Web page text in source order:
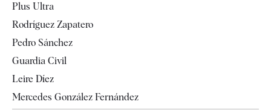
Televisión
Plus Ultra
Rodríguez Zapatero
Pedro Sánchez
Guardia Civil
Leire Díez
Mercedes González Fernández